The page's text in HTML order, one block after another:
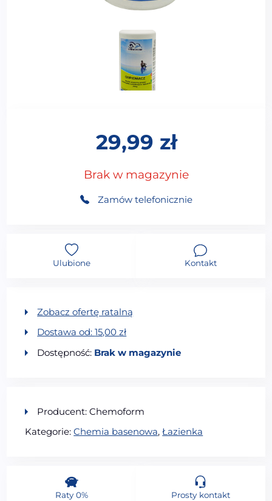
29,99 zł
Brak w magazynie
Zamów telefonicznie
Ulubione Kontakt
Zobacz ofertę ratalną
Dostawa od:15,00zł
Dostępność: Brak w magazynie
Producent: Chemoform
Kategorie:Chemia basenowa,Łazienka
Raty 0% Prosty kontakt